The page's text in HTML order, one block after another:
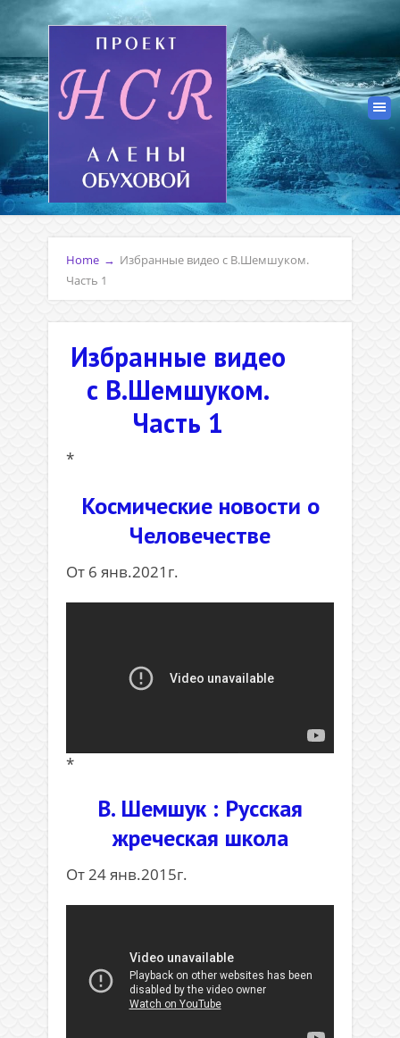
Home → Избранные видео с В.Шемшуком.
Часть 1
Избранные видео
с В.Шемшуком.
Часть 1
*
Космические новости о
Человечестве
От 6 янв.2021г.
*
В. Шемшук : Русская
жреческая школа
От 24 янв.2015г.